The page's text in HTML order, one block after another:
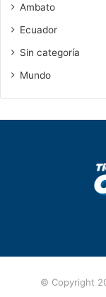
Ambato
Ecuador
Sin categoría
Mundo
© Copyright